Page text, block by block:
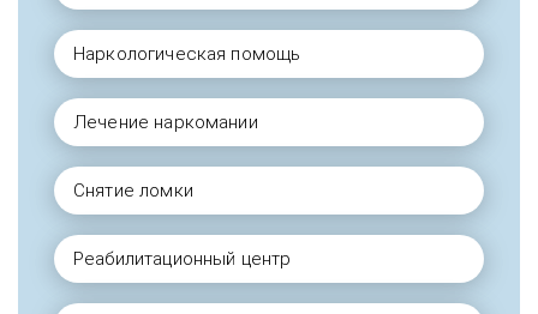
Наркологическая помощь
Лечение наркомании
Снятие ломки
Реабилитационный центр